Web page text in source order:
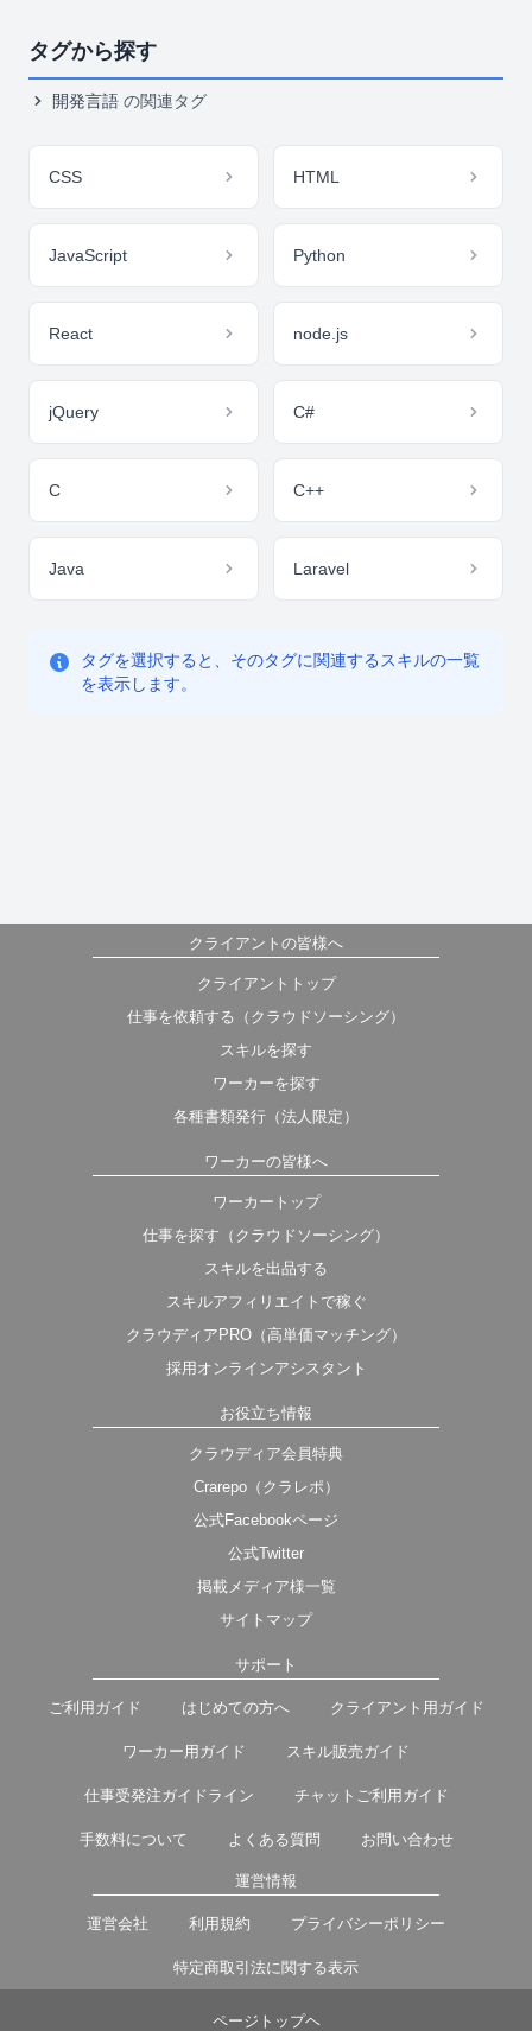
タグから探す
開発言語 の関連タグ
CSS HTML
JavaScript Python
React node.js
jQuery C#
C C++
Java Laravel
タグを選択すると、そのタグに関連するスキルの一覧
を表示します。
クライアントの皆様へ
クライアントトップ
仕事を依頼する（クラウドソーシング）
スキルを探す
ワーカーを探す
各種書類発行（法人限定）
ワーカーの皆様へ
ワーカートップ
仕事を探す（クラウドソーシング）
スキルを出品する
スキルアフィリエイトで稼ぐ
クラウディアPRO（高単価マッチング）
採用オンラインアシスタント
お役立ち情報
クラウディア会員特典
Crarepo（クラレポ）
公式Facebookページ
公式Twitter
掲載メディア様一覧
サイトマップ
サポート
ご利用ガイド はじめての方へ クライアント用ガイド
ワーカー用ガイド スキル販売ガイド
仕事受発注ガイドライン チャットご利用ガイド
手数料について よくある質問 お問い合わせ
運営情報
運営会社 利用規約 プライバシーポリシー
特定商取引法に関する表示
ページトップヘ